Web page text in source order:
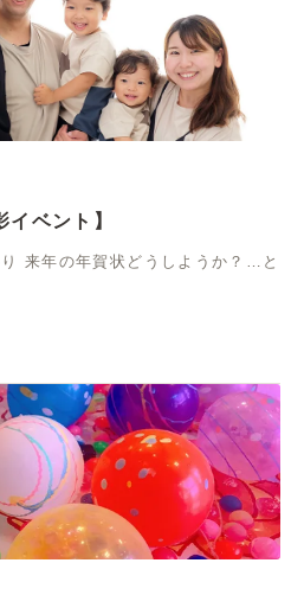
ベント】
来年の年賀状どうしようか？…と